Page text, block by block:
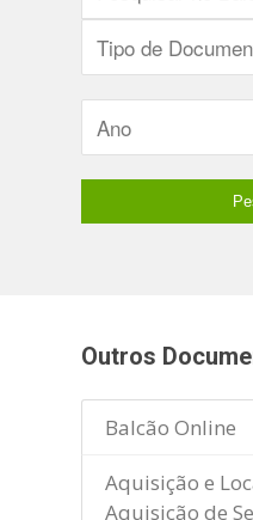
Outros
Balcão Online
Aquisição e
Aquisição de